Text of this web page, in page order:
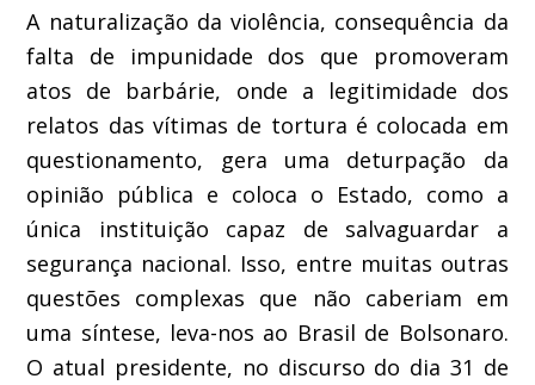
A naturalização da violência, consequência da
falta de impunidade dos que promoveram
atos de barbárie, onde a legitimidade dos
relatos das vítimas de tortura é colocada em
questionamento, gera uma deturpação da
opinião pública e coloca o Estado, como a
única instituição capaz de salvaguardar a
segurança nacional. Isso, entre muitas outras
questões complexas que não caberiam em
uma síntese, leva-nos ao Brasil de Bolsonaro.
O atual presidente, no discurso do dia 31 de